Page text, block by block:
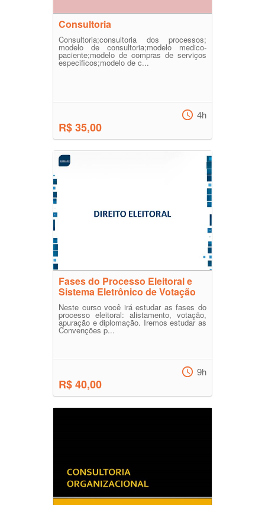
Consultoria
Consultoria;consultoria dos processos;
modelo de consultoria;modelo medico-
paciente;modelo de compras de serviços
especificos;modelo de c...
R$ 35,00
4h
Fases do Processo Eleitoral e
Sistema Eletrônico de Votação
Neste curso você irá estudar as fases do
processo eleitoral: alistamento, votação,
apuração e diplomação. Iremos estudar as
Convenções p...
R$ 40,00
9h